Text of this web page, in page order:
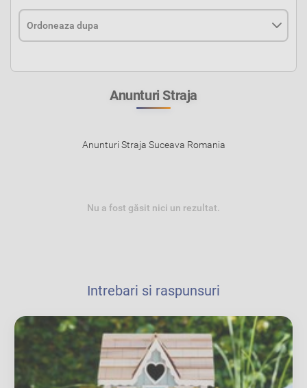
Anunturi Straja
Anunturi Straja Suceava Romania
Nu a fost găsit nici un rezultat.
Intrebari si raspunsuri